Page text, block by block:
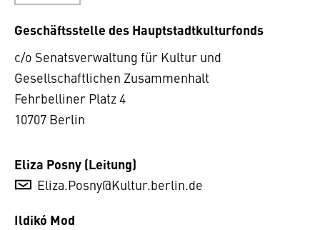
Geschäftsstelle des Hauptstadtkulturfonds
c/o Senatsverwaltung für Kultur und
Gesellschaftlichen Zusammenhalt
Fehrbelliner Platz 4
10707 Berlin
Eliza Posny (Leitung)
Eliza.Posny@Kultur.berlin.de
Ildikó Mod